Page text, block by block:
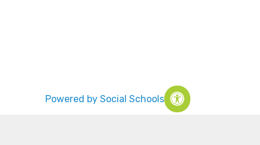
Powered bySocial Schools